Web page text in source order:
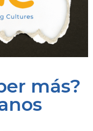
más?